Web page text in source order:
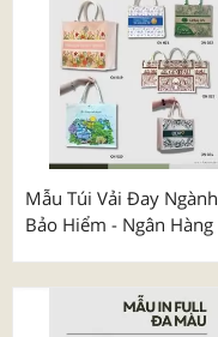
Mẫu Túi Vải Đay Ngành
Bảo Hiểm - Ngân Hàng